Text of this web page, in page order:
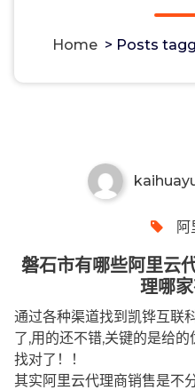
Home > Posts
阿
磐石市有哪些阿里云
理哪
通过各种渠道找到凯铧互联
了,用的还不错,关键的是给
找对了！！
其实阿里云代理商销售是不